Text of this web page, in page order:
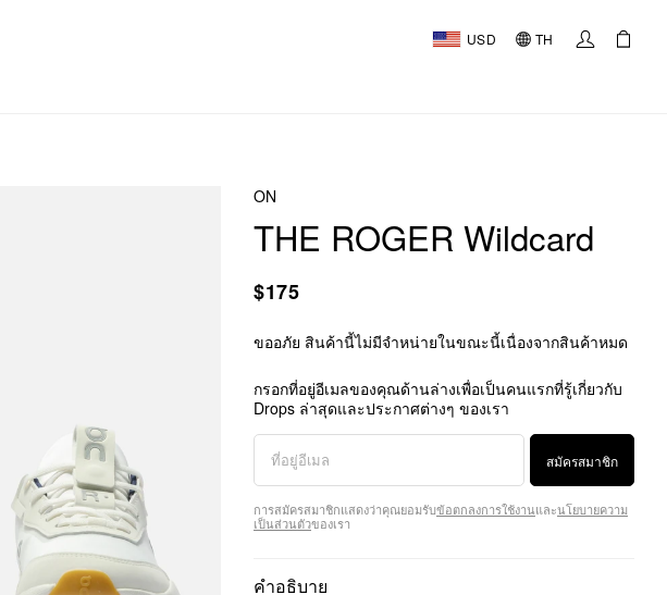
USD TH
ON
THE ROGER Wildcard
$175
ขออภัย สินค้านี้ไม่มีจำหน่ายในขณะนี้เนื่องจากสินค้าหมด
กรอกที่อยู่อีเมลของคุณด้านล่างเพื่อเป็นคนแรกที่รู้เกี่ยวกับ
Drops ล่าสุดและประกาศต่างๆ ของเรา
สมัครสมาชิก
การสมัครสมาชิกแสดงว่าคุณยอมรับข้อตกลงการใช้งานและนโยบายความ
เป็นส่วนตัวของเรา
คำอธิบาย